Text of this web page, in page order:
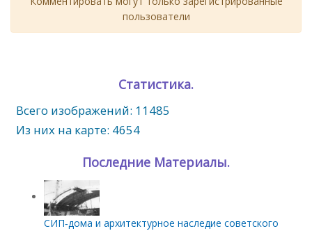
пользователи
Статистика.
Всего изображений: 11485
Из них на карте: 4654
Последние Материалы.
СИП‑дома и архитектурное наследие советского